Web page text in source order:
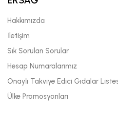
Hakkımızda
İletişim
Sık Sorulan Sorular
Hesap Numaralarımız
Onaylı Takviye Edici Gıdalar
Ülke Promosyonları